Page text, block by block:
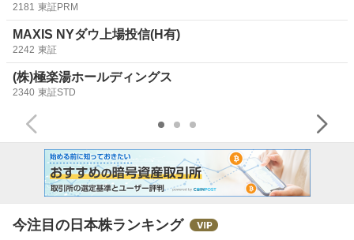
2181 東証PRM
MAXIS NYダウ上場投信(H有)
2242 東証
(株)極楽湯ホールディングス
2340 東証STD
今注目の日本株ランキング